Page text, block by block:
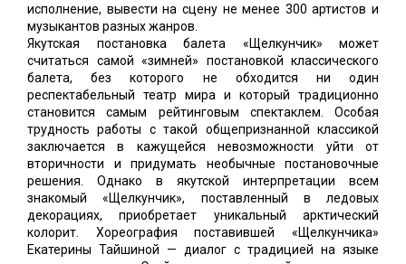
исполнение, вывести на сцену не менее 300 артистов и
музыкантов разных жанров.
Якутская постановка балета «Щелкунчик» может
считаться самой «зимней» постановкой классического
балета, без которого не обходится ни один
респектабельный театр мира и который традиционно
становится самым рейтинговым спектаклем. Особая
трудность работы с такой общепризнанной классикой
заключается в кажущейся невозможности уйти от
вторичности и придумать необычные постановочные
решения. Однако в якутской интерпретации всем
знакомый «Щелкунчик», поставленный в ледовых
декорациях, приобретает уникальный арктический
колорит. Хореография поставившей «Щелкунчика»
Екатерины Тайшиной — диалог с традицией на языке